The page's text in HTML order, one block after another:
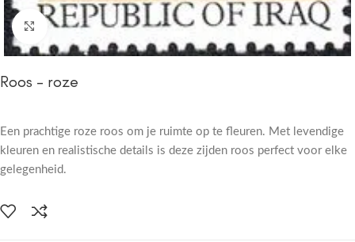
Click to enlarge
Roos – roze
Een prachtige roze roos om je ruimte op te fleuren. Met levendige
kleuren en realistische details is deze zijden roos perfect voor elke
gelegenheid.